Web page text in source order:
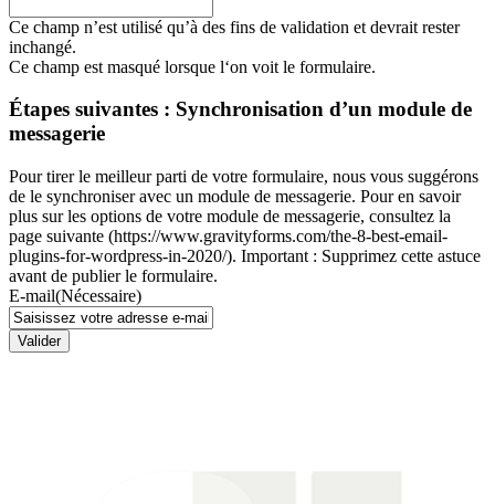
Ce champ n’est utilisé qu’à des fins de validation et devrait rester
inchangé.
Ce champ est masqué lorsque l‘on voit le formulaire.
Étapes suivantes : Synchronisation d’un module de
messagerie
Pour tirer le meilleur parti de votre formulaire, nous vous suggérons
de le synchroniser avec un module de messagerie. Pour en savoir
plus sur les options de votre module de messagerie, consultez la
page suivante (https://www.gravityforms.com/the-8-best-email-
plugins-for-wordpress-in-2020/). Important : Supprimez cette astuce
avant de publier le formulaire.
E-mail(Nécessaire)
Valider